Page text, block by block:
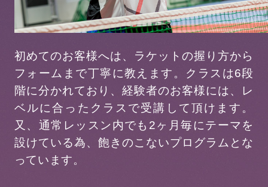
初めてのお客様へは、ラケットの握り方から
フォームまで丁寧に教えます。クラスは6段
階に分かれており、経験者のお客様には、レ
ベルに合ったクラスで受講して頂けます。
又、通常レッスン内でも2ヶ月毎にテーマを
設けている為、飽きのこないプログラムとな
っています。